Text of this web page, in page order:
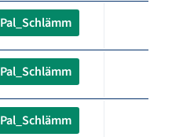
Pal_Schlämm
Pal_Schlämm
Pal_Schlämm